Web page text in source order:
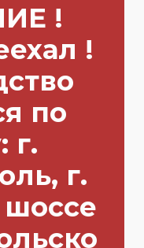
!
!
по
г.
г.